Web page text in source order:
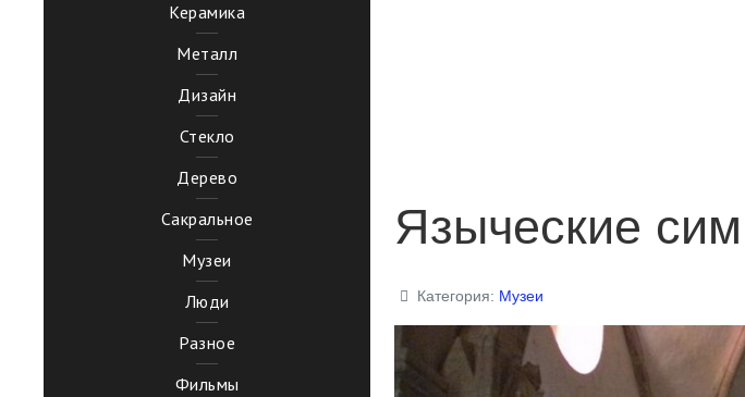
Керамика
Металл
Дизайн
Стекло
Дерево
Сакральное
Музеи
Люди
Разное
Фильмы
Языческие
Категория: Музеи